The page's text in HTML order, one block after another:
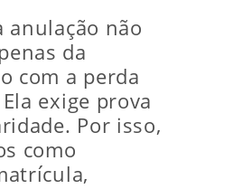
anulação não
da
com a perda
exige prova
Por isso,
como